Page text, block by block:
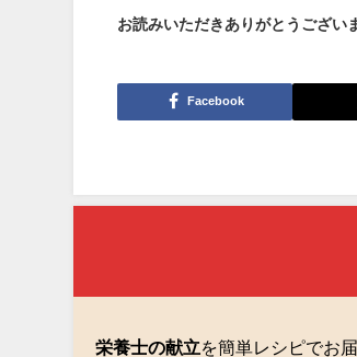
お読みいただきありがとうござい
Facebook
栄養士の献立を簡単レシピでお届